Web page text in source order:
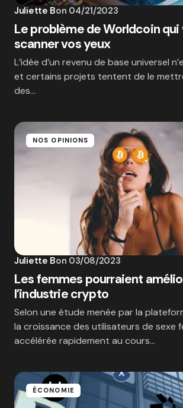
Juliette Bon 04/21/2023
Le problème de Worldcoin
scanner vos yeux
L’idée d’un revenu de base universel
et certains projets tentent de le
des…
NOS OPINIONS
Juliette Bon 03/08/2023
Les femmes pourraient
l’industrie crypto
Selon une étude menée par la
la croissance des utilisateurs de sexe
accélérée rapidement au cours…
ÉCONOMIE